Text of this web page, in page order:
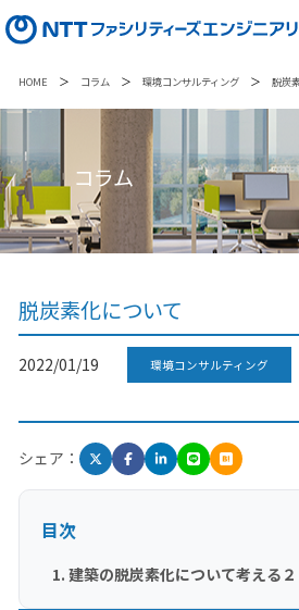
HOME ＞ コラム ＞ 環境コンサルティング ＞ 脱炭
コラム
脱炭素化について
2022/01/19 環境コンサルティング
シェア：
目次
建築の脱炭素化について考える２